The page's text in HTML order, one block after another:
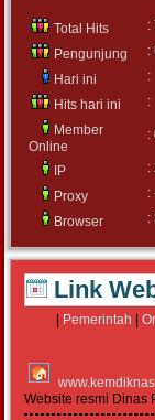
Total Hits
:
Pengunjung
:
Hari ini
:
Hits hari ini
:
Member
Online
:
IP
:
Proxy
:
Browser
:
Link
Pemerintah
Website resmi Dinas